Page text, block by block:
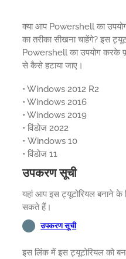
क्या आप Powershell का
का तरीका सीखना चाहेंगे? इस
Powershell का उपयोग करके
से कैसे हटाया जाए।
• Windows 2012 R2
• Windows 2016
• Windows 2019
• विंडोज 2022
• Windows 10
• विंडोज 11
उपकरण सूची
यहां आप इस ट्यूटोरियल बनाने के
सकते हैं।
उपकरण सूची
इस लिंक में इस ट्यूटोरियल को